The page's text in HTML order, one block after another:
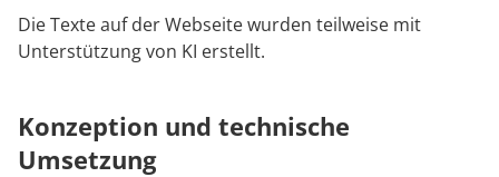
Die Texte auf der Webseite wurden teilweise mit
Unterstützung von KI erstellt.
Konzeption und technische
Umsetzung